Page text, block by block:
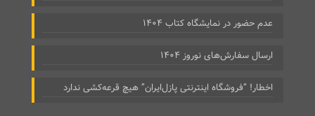
عدم حضور در نمایشگاه کتاب ۱۴۰۴
ارسال سفارش‌های نوروز ۱۴۰۴
اخطار! “فروشگاه اینترنتی پازل‌ایران” هیچ قرعه‌کشی ندارد